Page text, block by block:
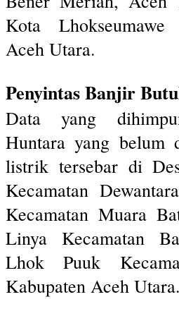
Kota
Aceh Utara.
Penyintas Banjir
Data yang
Huntara yang belum
listrik tersebar di
Kecamatan
Kecamatan Muara
Linya Kecamatan
Lhok Puuk
Kabupaten Aceh Utara.